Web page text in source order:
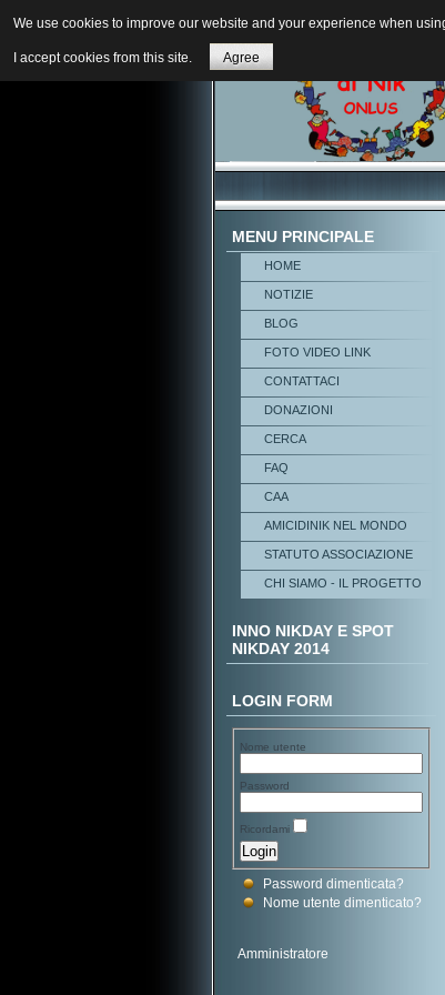
MENU PRINCIPALE
HOME
NOTIZIE
BLOG
FOTO VIDEO LINK
CONTATTACI
DONAZIONI
CERCA
FAQ
CAA
AMICIDINIK NEL MONDO
STATUTO ASSOCIAZIONE
CHI SIAMO - IL PROGETTO
INNO NIKDAY E SPOT
NIKDAY 2014
LOGIN FORM
Nome utente
Password
Ricordami
Password dimenticata?
Nome utente dimenticato?
Amministratore
We use cookies to improve our website and your experience when
I accept cookies from this site. Agree